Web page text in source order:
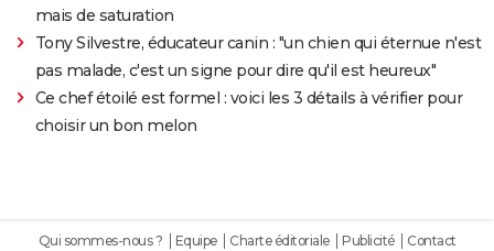
mais de saturation
Tony Silvestre, éducateur canin : "un chien qui éternue n'est
pas malade, c'est un signe pour dire qu'il est heureux"
Ce chef étoilé est formel : voici les 3 détails à vérifier pour
choisir un bon melon
Qui sommes-nous ? Equipe Charte éditoriale Publicité
Contact